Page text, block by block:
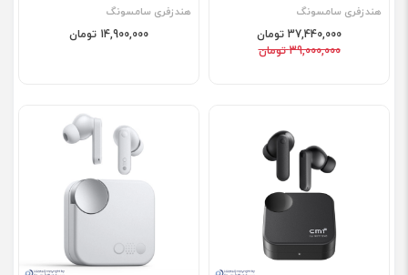
هندزفری سامسونگ
37,440,000 تومان
39,000,000 تومان
هندزفری سامسونگ
14,900,000 تومان
فروش ویژه